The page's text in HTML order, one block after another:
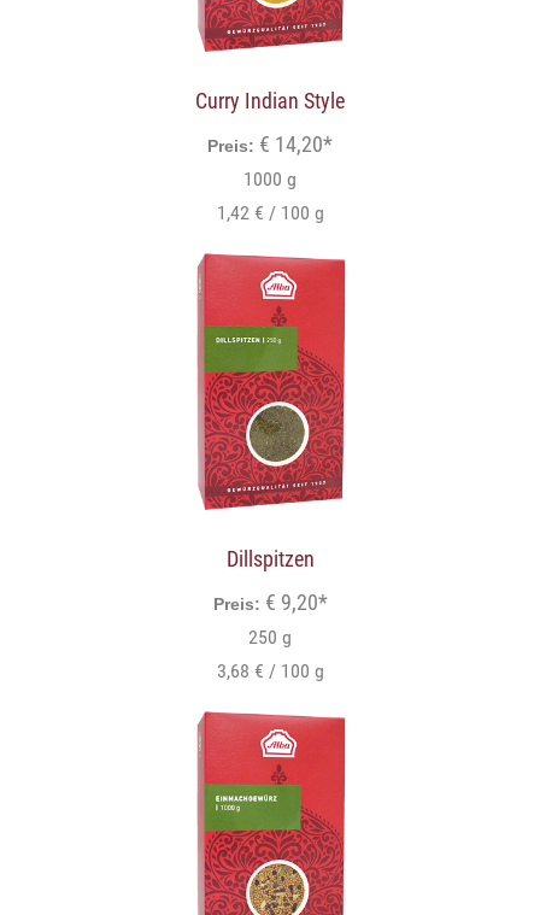
Curry Indian Style
Preis: € 14,20*
1000 g
1,42 € / 100 g
Dillspitzen
Preis: € 9,20*
250 g
3,68 € / 100 g